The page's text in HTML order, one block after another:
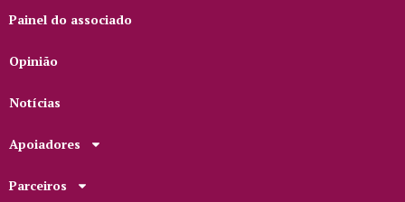
Painel do associado
Opinião
Notícias
Apoiadores
Parceiros